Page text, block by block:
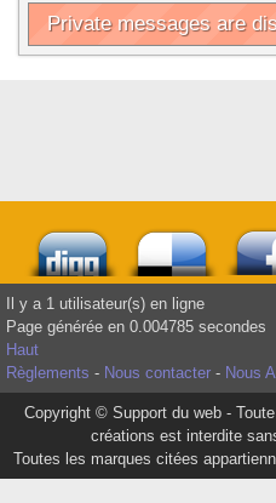
Private messages are
Il y a 1 utilisateur(s) en ligne
Page générée en 0.004785 secondes
Haut
Règlements - Nous contacter - Nous
Copyright © Support du web -
créations est interdite
Toutes les marques citées